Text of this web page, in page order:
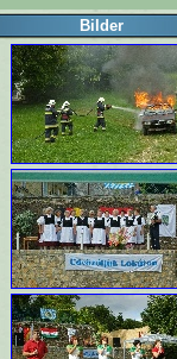
Bilder